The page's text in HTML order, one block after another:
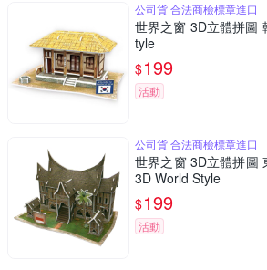
公司貨 合法商檢標章進口
世界之窗 3D立體拼圖
tyle
$199
活動
公司貨 合法商檢標章進口
世界之窗 3D立體拼圖
3D World Style
$199
活動